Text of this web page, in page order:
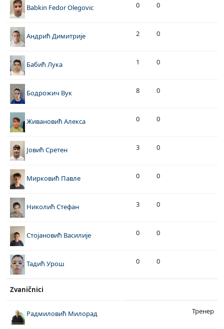
Babkin Fedor Olegovic 0 0
Андрић Димитрије 2 0
Бабић Лука 1 0
Бодрожич Вук 8 0
Живановић Алекса 0 0
Јовић Сретен 3 0
Мирковић Павле 0 0
Николић Стефан 3 0
Стојановић Василије 0 0
Тадић Урош 0 0
Zvaničnici
Радмиловић Милорад Тренер